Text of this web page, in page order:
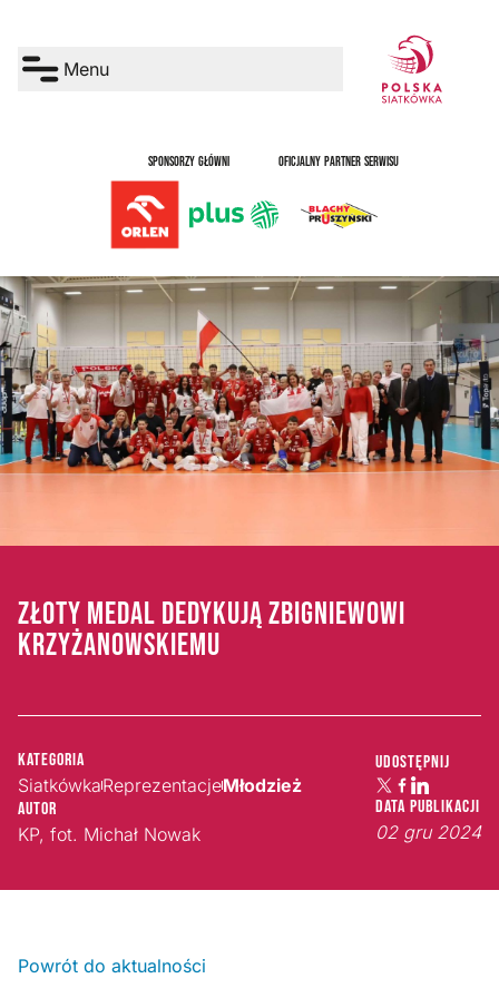
Menu
SPONSORZY GŁÓWNI OFICJALNY PARTNER SERWISU
ZŁOTY MEDAL DEDYKUJĄ ZBIGNIEWOWI
KRZYŻANOWSKIEMU
Kategoria
SiatkówkaReprezentacjeMłodzież
Autor
KP, fot. Michał Nowak
Udostępnij
Data publikacji
02 gru 2024
Powrót do aktualności